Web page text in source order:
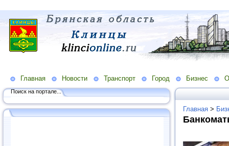
Главная Новости Транспорт Город Бизнес
Поиск на портале...
Главная >